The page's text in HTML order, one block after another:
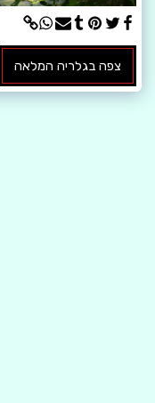
צפה בגלריה המלאה